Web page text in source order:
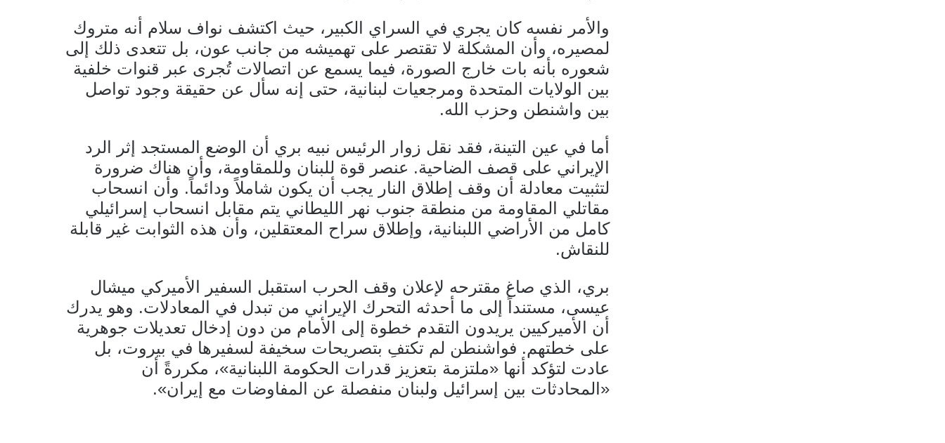
والأمر نفسه كان يجري في السراي الكبير، حيث اكتشف نواف سلام أنه متروك
لمصيره، وأن المشكلة لا تقتصر على تهميشه من جانب عون، بل تتعدى ذلك إلى
شعوره بأنه بات خارج الصورة، فيما يسمع عن اتصالات تُجرى عبر قنوات خلفية
بين الولايات المتحدة ومرجعيات لبنانية، حتى إنه سأل عن حقيقة وجود تواصل
بين واشنطن وحزب الله.
أما في عين التينة، فقد نقل زوار الرئيس نبيه بري أن الوضع المستجد إثر الرد
الإيراني على قصف الضاحية. عنصر قوة للبنان وللمقاومة، وأن هناك ضرورة
لتثبيت معادلة أن وقف إطلاق النار يجب أن يكون شاملاً ودائماً. وأن انسحاب
مقاتلي المقاومة من منطقة جنوب نهر الليطاني يتم مقابل انسحاب إسرائيلي
كامل من الأراضي اللبنانية، وإطلاق سراح المعتقلين، وأن هذه الثوابت غير قابلة
للنقاش.
بري، الذي صاغ مقترحه لإعلان وقف الحرب استقبل السفير الأميركي ميشال
عيسى، مستنداً إلى ما أحدثه التحرك الإيراني من تبدل في المعادلات. وهو يدرك
أن الأميركيين يريدون التقدم خطوة إلى الأمام من دون إدخال تعديلات جوهرية
على خطتهم. فواشنطن لم تكتفِ بتصريحات سخيفة لسفيرها في بيروت، بل
عادت لتؤكد أنها «ملتزمة بتعزيز قدرات الحكومة اللبنانية»، مكررةً أن
«المحادثات بين إسرائيل ولبنان منفصلة عن المفاوضات مع إيران».